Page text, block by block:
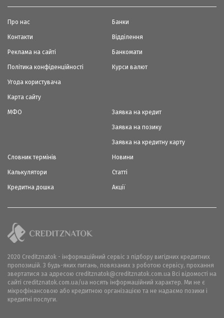
Про нас
Контакти
Реклама на сайті
Політика конфіденційності
Угода користувача
Карта сайту
Банки
Відділення
Банкомати
Курси валют
МФО Заявка на кредит
Заявка на позику
Заявка на кредитну карту
Словник термінів
Калькулятори
Кредитна дошка
Новини
Статті
Акції
2020 Creditznatok - інформаційний сервіс з підбору вигідних кредитних
пропозицій. З будь-яких питань, повязаних з роботою сервісу, прохання
звертатися за адресою creditznatok@creditznatok.com.ua Всі відомості на
сайті creditznatok.com.ua/ua носять інформаційний характер. Ми не є
мікрофінансовою або кредитною організацією та не надаємо позики і
кредитні послуги.